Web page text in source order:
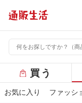
ー
バ
買う
お気に入り ファッシ